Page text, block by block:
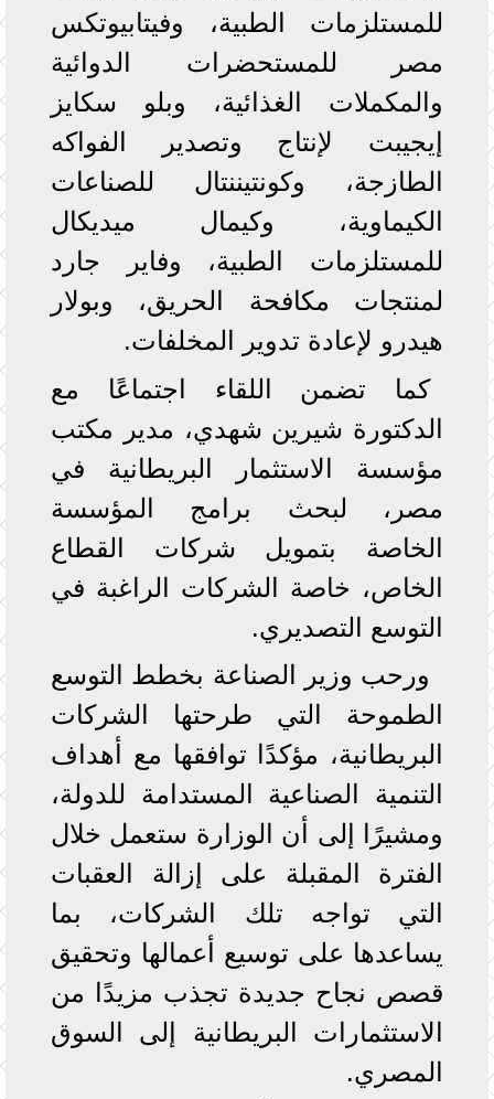
للمستلزمات الطبية، وفيتابيوتكس
مصر للمستحضرات الدوائية
والمكملات الغذائية، وبلو سكايز
إيجيبت لإنتاج وتصدير الفواكه
الطازجة، وكونتيننتال للصناعات
الكيماوية، وكيمال ميديكال
للمستلزمات الطبية، وفاير جارد
لمنتجات مكافحة الحريق، وبولار
هيدرو لإعادة تدوير المخلفات.
كما تضمن اللقاء اجتماعًا مع
الدكتورة شيرين شهدي، مدير مكتب
مؤسسة الاستثمار البريطانية في
مصر، لبحث برامج المؤسسة
الخاصة بتمويل شركات القطاع
الخاص، خاصة الشركات الراغبة في
التوسع التصديري.
ورحب وزير الصناعة بخطط التوسع
الطموحة التي طرحتها الشركات
البريطانية، مؤكدًا توافقها مع أهداف
التنمية الصناعية المستدامة للدولة،
ومشيرًا إلى أن الوزارة ستعمل خلال
الفترة المقبلة على إزالة العقبات
التي تواجه تلك الشركات، بما
يساعدها على توسيع أعمالها وتحقيق
قصص نجاح جديدة تجذب مزيدًا من
الاستثمارات البريطانية إلى السوق
المصري.